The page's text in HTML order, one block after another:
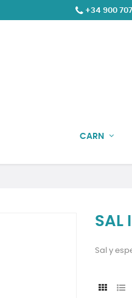
+34 900
CARN
SAL
Sal y